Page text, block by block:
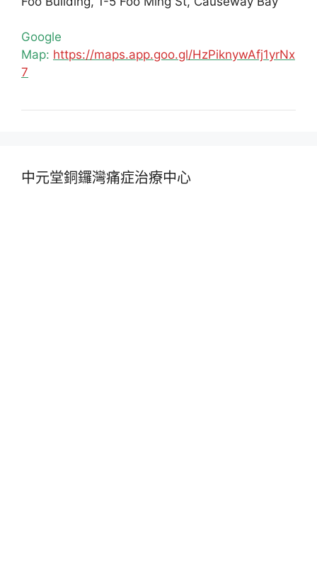
Google
Map: https://maps.app.goo.gl/HzPiknywAfj1yrNx
7
中元堂銅鑼灣痛症治療中心